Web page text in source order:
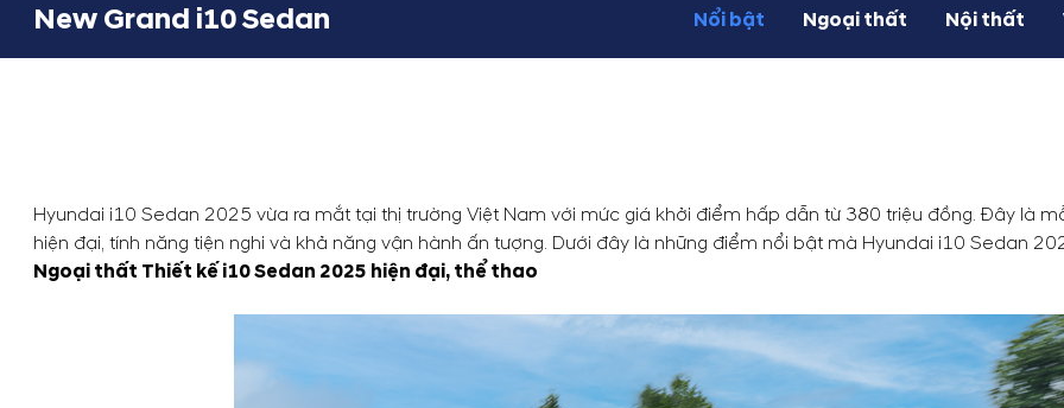
New Grand i10 Sedan Nổi bật Ngoại thất Nội thất
Hyundai i10 Sedan 2025 vừa ra mắt tại thị trường Việt Nam với mức giá khởi điểm hấp dẫn từ 380 triệu đồng. Đây là
hiện đại, tính năng tiện nghi và khả năng vận hành ấn tượng. Dưới đây là những điểm nổi bật mà Hyundai i10 Sedan
Ngoại thất Thiết kế i10 Sedan 2025 hiện đại, thể thao